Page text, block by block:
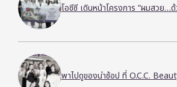
โอซีซี เดินหน้าโครงการ “ผมสวย…
พาไปดูของน่าช้อป ที่ O.C.C.